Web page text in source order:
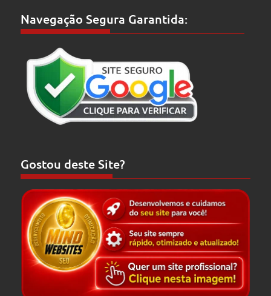
Navegação Segura Garantida:
Gostou deste Site?